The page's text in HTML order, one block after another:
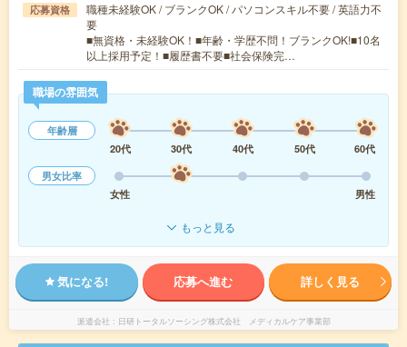
応募資格
職種未経験OK / ブランクOK / パソコンスキル不要 / 英語力不
要
■無資格・未経験OK！■年齢・学歴不問！ブランクOK!■10名
以上採用予定！■履歴書不要■社会保険完…
職場の雰囲気
年齢層
20代
30代 40代 50代
60代
男女比率
女性
男性
もっと見る
気になる! 応募へ進む 詳しく見る
派遣会社 日研トータルソーシング株式会社 メディカルケア事業部